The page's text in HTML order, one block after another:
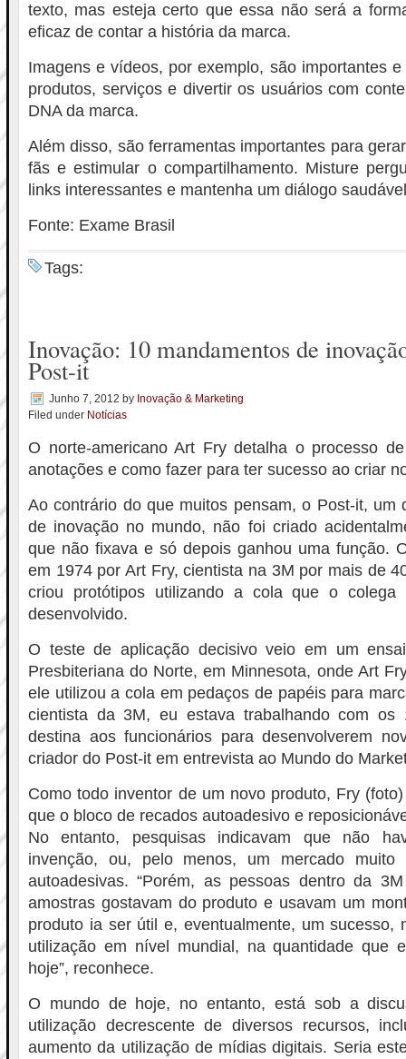
texto, mas esteja certo que essa não será a
eficaz de contar a história da marca.
Imagens e vídeos, por exemplo, são importantes
produtos, serviços e divertir os usuários com
DNA da marca.
Além disso, são ferramentas importantes para
fãs e estimular o compartilhamento. Misture
links interessantes e mantenha um diálogo
Fonte: Exame Brasil
Tags:
Inovação: 10 mandamentos de
Post-it
Junho 7, 2012 by Inovação & Marketing
Filed under Notícias
O norte-americano Art Fry detalha o processo
anotações e como fazer para ter sucesso ao criar
Ao contrário do que muitos pensam, o Post-it, um
de inovação no mundo, não foi criado
que não fixava e só depois ganhou uma função.
em 1974 por Art Fry, cientista na 3M por mais de
criou protótipos utilizando a cola que o colega
desenvolvido.
O teste de aplicação decisivo veio em um
Presbiteriana do Norte, em Minnesota, onde Art
ele utilizou a cola em pedaços de papéis para
cientista da 3M, eu estava trabalhando com os
destina aos funcionários para desenvolverem
criador do Post-it em entrevista ao Mundo do
Como todo inventor de um novo produto, Fry
que o bloco de recados autoadesivo e
No entanto, pesquisas indicavam que não
invenção, ou, pelo menos, um mercado muito
autoadesivas. “Porém, as pessoas dentro da
amostras gostavam do produto e usavam um
produto ia ser útil e, eventualmente, um sucesso,
utilização em nível mundial, na quantidade que
hoje”, reconhece.
O mundo de hoje, no entanto, está sob a
utilização decrescente de diversos recursos,
aumento da utilização de mídias digitais. Seria